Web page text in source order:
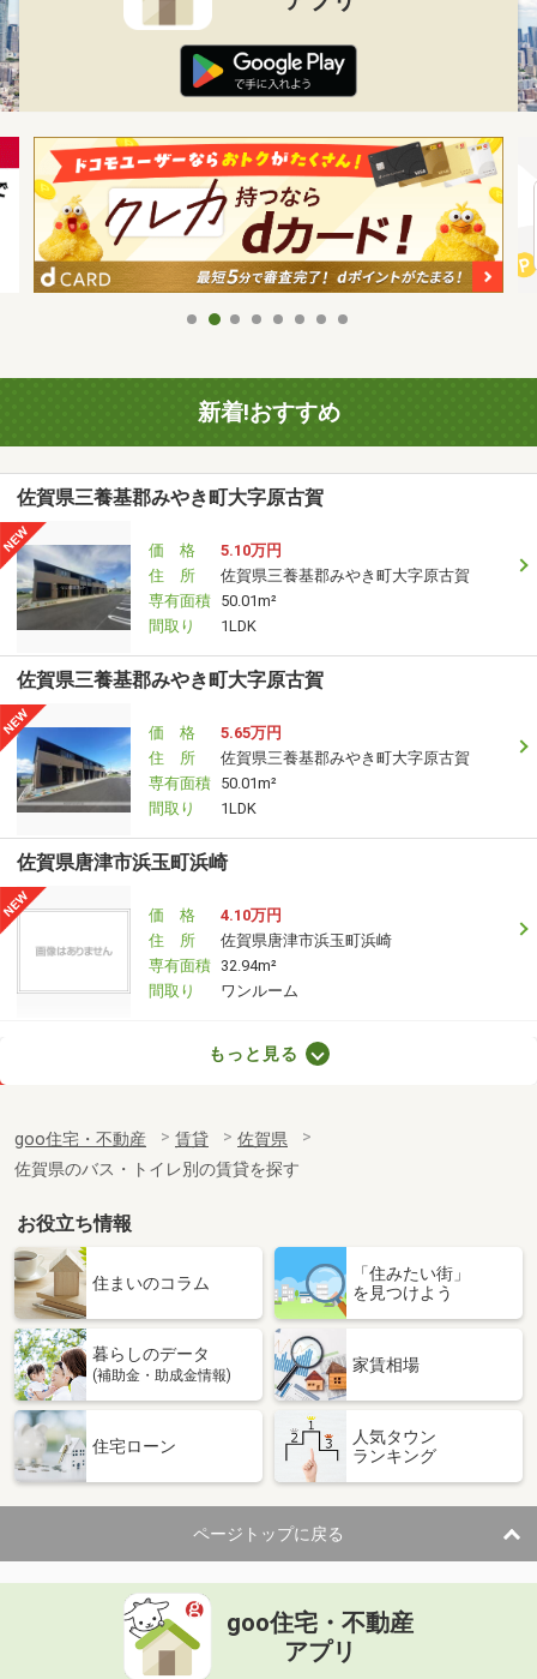
新着!おすすめ
佐賀県三養基郡みやき町大字原古賀
価 格
5.10万円
住 所
佐賀県三養基郡みやき町大字原古賀
専有面積 50.01m²
間取り
1LDK
佐賀県三養基郡みやき町大字原古賀
価 格
5.65万円
住 所
佐賀県三養基郡みやき町大字原古賀
専有面積 50.01m²
間取り
1LDK
佐賀県唐津市浜玉町浜崎
価 格
4.10万円
住 所
佐賀県唐津市浜玉町浜崎
専有面積 32.94m²
間取り
ワンルーム
佐賀県伊万里市二里町八谷搦
専有面積
57m²
間取り
2LDK
佐賀県佐賀市神野東１丁目
価 格
4.30万円
佐賀県佐賀市神野東１丁目
専有面積 24.6m²
間取り
佐賀県武雄市朝日町大字甘久
住 所
佐賀県武雄市朝日町大字甘久
専有面積 51.85m²
間取り
1LDK
佐賀県鳥栖市萱方町
価 格
住 所
佐賀県鳥栖市萱方町
もっと見る
goo住宅・不動産 賃貸
佐賀県
佐賀県のバス・トイレ別の賃貸を探す
お役立ち情報
住まいのコラム
「住みたい街」
を見つけよう
暮らしのデータ
(補助金・助成金情報)
家賃相場
住宅ローン
人気タウン
ランキング
ページトップに戻る
goo住宅・不動産
アプリ